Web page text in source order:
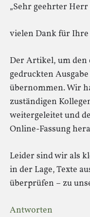
„Sehr geehrter Herr
vielen Dank für
Der Artikel, um den
gedruckten
übernommen. Wir
zuständigen
weitergeleitet und
Online-Fassung
Leider sind wir als
in der Lage, Texte
überprüfen – zu
Antworten